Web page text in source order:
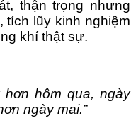
thận trọng nhưng
tích lũy kinh nghiệm
khí thật sự.
hơn hôm qua, ngày
ngày mai.”